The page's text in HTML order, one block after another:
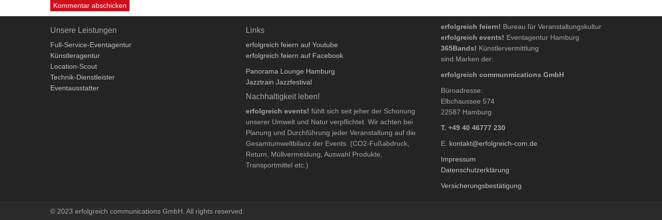
Unsere Leistungen
Full-Service-Eventagentur
Künstleragentur
Location-Scout
Technik-Dienstleister
Eventausstatter
Links
erfolgreich feiern auf Youtube
erfolgreich feiern auf Facebook
Panorama Lounge Hamburg
Jazztrain Jazzfestival
Nachhaltigkeit leben!
erfolgreich events! fühlt sich seit jeher der Schonung
unserer Umwelt und Natur verpflichtet. Wir achten bei
Planung und Durchführung jeder Veranstaltung auf die
Gesamtumweltbilanz der Events. (CO2-Fußabdruck,
Return, Müllvermeidung, Auswahl Produkte,
Transportmittel etc.)
erfolgreich feiern! Bureau für Veranstaltungskultur
erfolgreich events! Eventagentur Hamburg
365Bands! Künstlervermittlung
sind Marken der:
erfolgreich communmications GmbH
Büroadresse:
Elbchaussee 574
22587 Hamburg
T. +49 40 46777 230
E. kontakt@erfolgreich-com.de
Impressum
Datenschutzerklärung
Versicherungsbestätigung
© 2023 erfolgreich communications GmbH. All rights reserved.